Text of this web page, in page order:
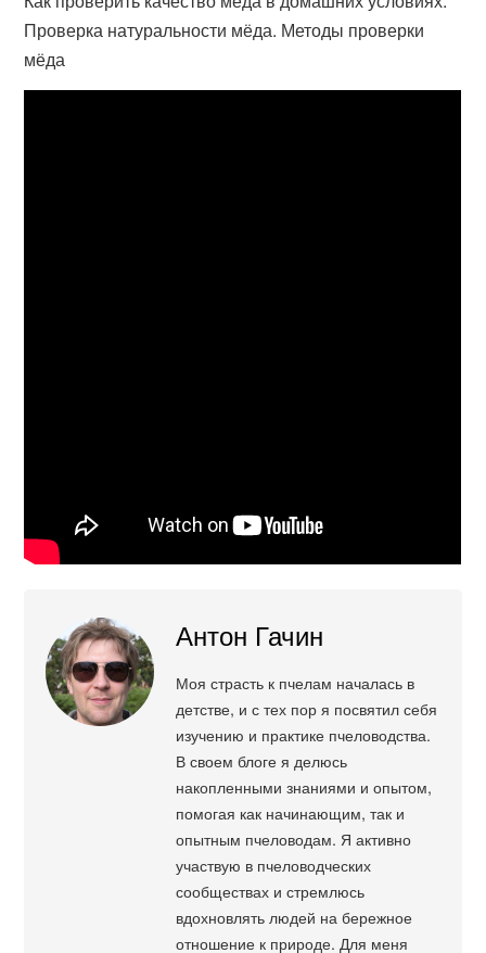
Проверка натуральности мёда. Методы проверки
мёда
Антон Гачин
Моя страсть к пчелам началась в
детстве, и с тех пор я посвятил себя
изучению и практике пчеловодства.
В своем блоге я делюсь
накопленными знаниями и опытом,
помогая как начинающим, так и
опытным пчеловодам. Я активно
участвую в пчеловодческих
сообществах и стремлюсь
вдохновлять людей на бережное
отношение к природе. Для меня